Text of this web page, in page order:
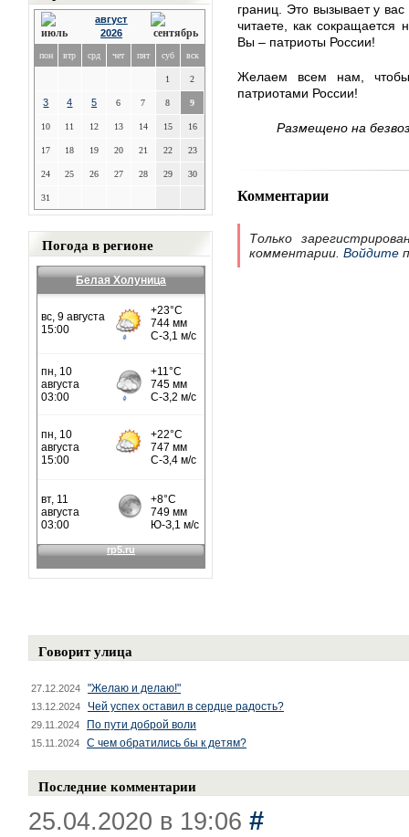
август
2026
пон втр срд чет пят суб вск
1 2
3 4 5 6 7 8 9
10 11 12 13 14 15 16
17 18 19 20 21 22 23
24 25 26 27 28 29 30
31
Погода в регионе
Белая Холуница
границ. Это вызывает у
читаете, как
Вы – патриоты России!
Желаем всем нам,
патриотами России!
Размещено на
Комментарии
Только
комментарии. Войдите
Говорит улица
27.12.2024 "Желаю и делаю!"
13.12.2024 Чей успех оставил в сердце радость?
29.11.2024 По пути доброй воли
15.11.2024 С чем обратились бы к детям?
Последние комментарии
25.04.2020 в 19:06 #